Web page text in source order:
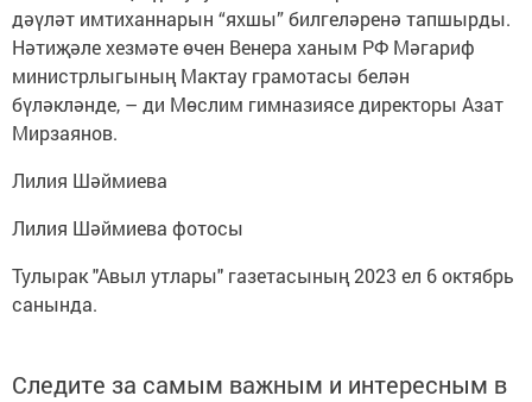
дәүләт имтиханнарын “яхшы” билгеләренә тапшырды.
Нәтиҗәле хезмәте өчен Венера ханым РФ Мәгариф
министрлыгының Мактау грамотасы белән
бүләкләнде, – ди Мөслим гимназиясе директоры Азат
Мирзаянов.
Лилия Шәймиева
Лилия Шәймиева фотосы
Тулырак "Авыл утлары" газетасының 2023 ел 6 октябрь
санында.
Следите за самым важным и интересным в